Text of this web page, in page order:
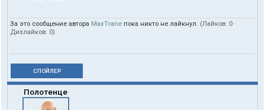
За это сообщение автора MaxTrane пока никто не лайкнул. (Лайков: 0 ·
Дизлайков: 0)
СПОЙЛЕР
Полотенце